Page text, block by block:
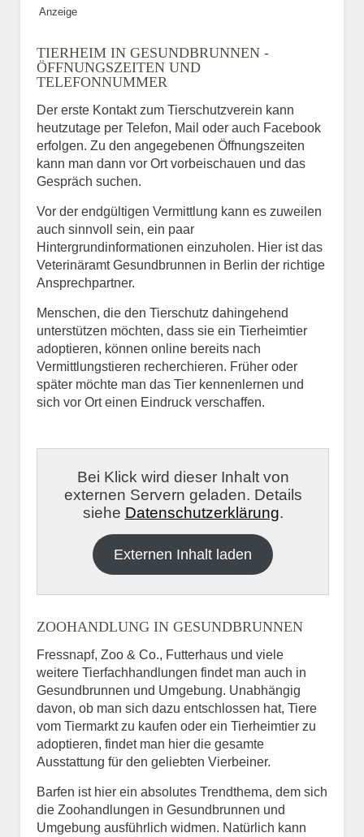
Anzeige
TIERHEIM IN GESUNDBRUNNEN -
ÖFFNUNGSZEITEN UND
TELEFONNUMMER
Der erste Kontakt zum Tierschutzverein kann
heutzutage per Telefon, Mail oder auch Facebook
erfolgen. Zu den angegebenen Öffnungszeiten
kann man dann vor Ort vorbeischauen und das
Gespräch suchen.
Vor der endgültigen Vermittlung kann es zuweilen
auch sinnvoll sein, ein paar
Hintergrundinformationen einzuholen. Hier ist das
Veterinäramt Gesundbrunnen in Berlin der richtige
Ansprechpartner.
Menschen, die den Tierschutz dahingehend
unterstützen möchten, dass sie ein Tierheimtier
adoptieren, können online bereits nach
Vermittlungstieren recherchieren. Früher oder
später möchte man das Tier kennenlernen und
sich vor Ort einen Eindruck verschaffen.
Bei Klick wird dieser Inhalt von
externen Servern geladen. Details
siehe Datenschutzerklärung.
Externen Inhalt laden
ZOOHANDLUNG IN GESUNDBRUNNEN
Fressnapf, Zoo & Co., Futterhaus und viele
weitere Tierfachhandlungen findet man auch in
Gesundbrunnen und Umgebung. Unabhängig
davon, ob man sich dazu entschlossen hat, Tiere
vom Tiermarkt zu kaufen oder ein Tierheimtier zu
adoptieren, findet man hier die gesamte
Ausstattung für den geliebten Vierbeiner.
Barfen ist hier ein absolutes Trendthema, dem sich
die Zoohandlungen in Gesundbrunnen und
Umgebung ausführlich widmen. Natürlich kann